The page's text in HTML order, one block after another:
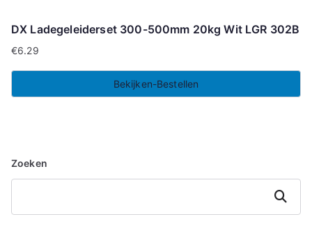
DX Ladegeleiderset 300-500mm 20kg Wit LGR 302B
€6.29
Bekijken-Bestellen
Zoeken
Zoeken